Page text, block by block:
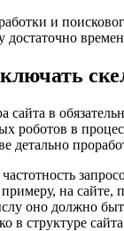
и
достаточно
сайта в
роботов в
детально
на
оно должно
в структуре